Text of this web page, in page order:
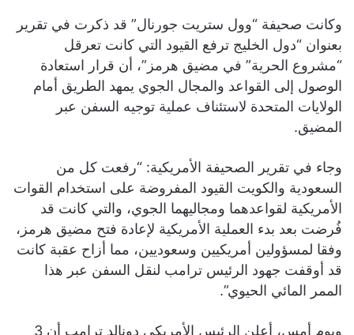
وكانت صحيفة “وول ستريت جورنال” قد ذكرت في تقرير
بعنوان “دول الخليج ترفع القيود التي كانت تعرقل
“مشروع الحرية” في مضيق هرمز”، أن قرار استعادة
الوصول إلى القواعد والمجال الجوي يمهد الطريق أمام
الولايات المتحدة لاستئناف عملية توجيه السفن عبر
المضيق.
وجاء في تقرير الصحيفة الأمريكية: “رفعت كل من
السعودية والكويت القيود المفروضة على استخدام القوات
الأمريكية لقواعدهما ومجاليهما الجوي، والتي كانت قد
فُرضت بعد بدء العملية الأمريكية لإعادة فتح مضيق هرمز،
وفقا لمسؤولين أمريكيين وسعوديين، مما أزاح عقبة كانت
قد أوقفت جهود الرئيس ترامب لنقل السفن عبر هذا
الممر المائي الحيوي”.
ويوم أمس، أعلن الرئيس الأمريكي دونالد ترامب أن 3